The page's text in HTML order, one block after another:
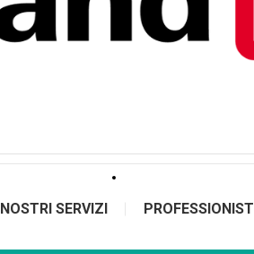
I NOSTRI SERVIZI PROFESSIONISTI